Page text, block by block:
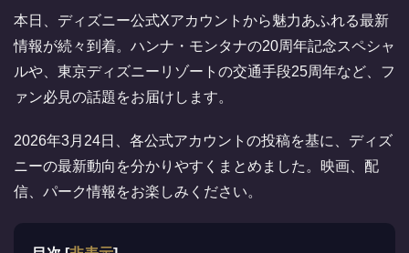
本日、ディズニー公式Xアカウントから魅力あふれる最新
情報が続々到着。ハンナ・モンタナの20周年記念スペシャ
ルや、東京ディズニーリゾートの交通手段25周年など、フ
ァン必見の話題をお届けします。
2026年3月24日、各公式アカウントの投稿を基に、ディズ
ニーの最新動向を分かりやすくまとめました。映画、配
信、パーク情報をお楽しみください。